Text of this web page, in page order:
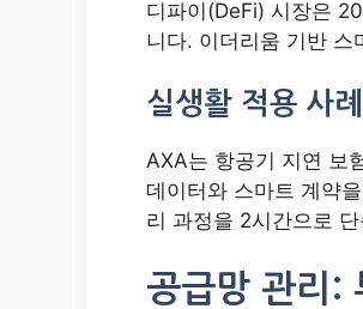
디파이(DeFi) 시장은
니다. 이더리움 기반 스
실생활 적용 사
AXA는 항공기 지연 보
데이터와 스마트 계약
리 과정을 2시간으로
공급망 관리: